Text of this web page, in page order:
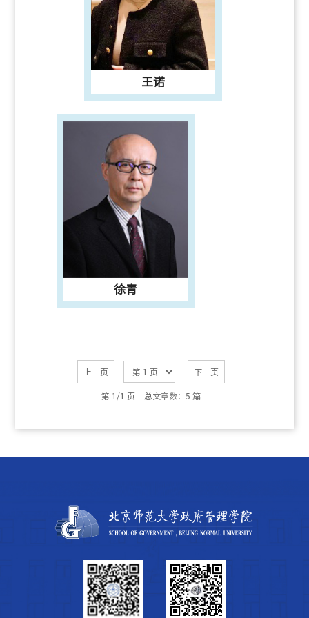
王诺
徐青
上一页 下一页
第 1/1 页 总文章数：5 篇